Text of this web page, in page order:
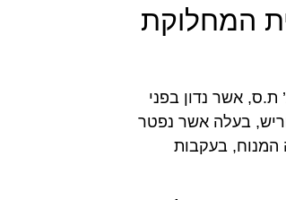
המחלוקת
לדיון בתמ”ש (ראשל”צ) 4111-03-12 א.ס נ’ ת.ס, אשר נדון בפני
בעלה אשר נפטר
המנוח, בעקבות